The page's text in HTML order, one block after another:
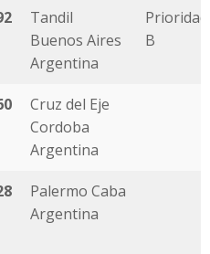
Tandil
Buenos Aires
Argentina
Prioridad
B
Cruz del Eje
Cordoba
Argentina
Palermo Caba
Argentina